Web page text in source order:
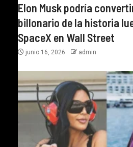
Elon Musk podría
billonario de la historia
SpaceX en Wall Street
junio 16, 2026 admin